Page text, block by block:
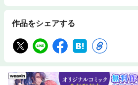
作品をシェアする